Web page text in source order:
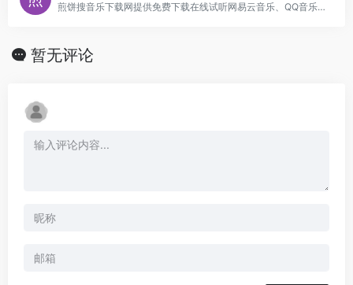
煎饼搜音乐下载网提供免费下载在线试听网易云音乐、QQ音乐、酷狗音乐、酷我音乐、虾米音乐、百度音乐、一听音乐、咪咕音乐、荔枝FM、蜻蜓FM、喜马拉雅FM、全民K歌、5sing原创翻唱音乐等各音乐网站的音乐下载,无须注册。
暂无评论